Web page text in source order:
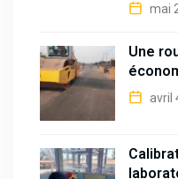
mai
Une
avril